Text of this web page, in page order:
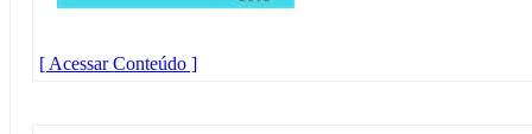
[ Acessar Conteúdo ]